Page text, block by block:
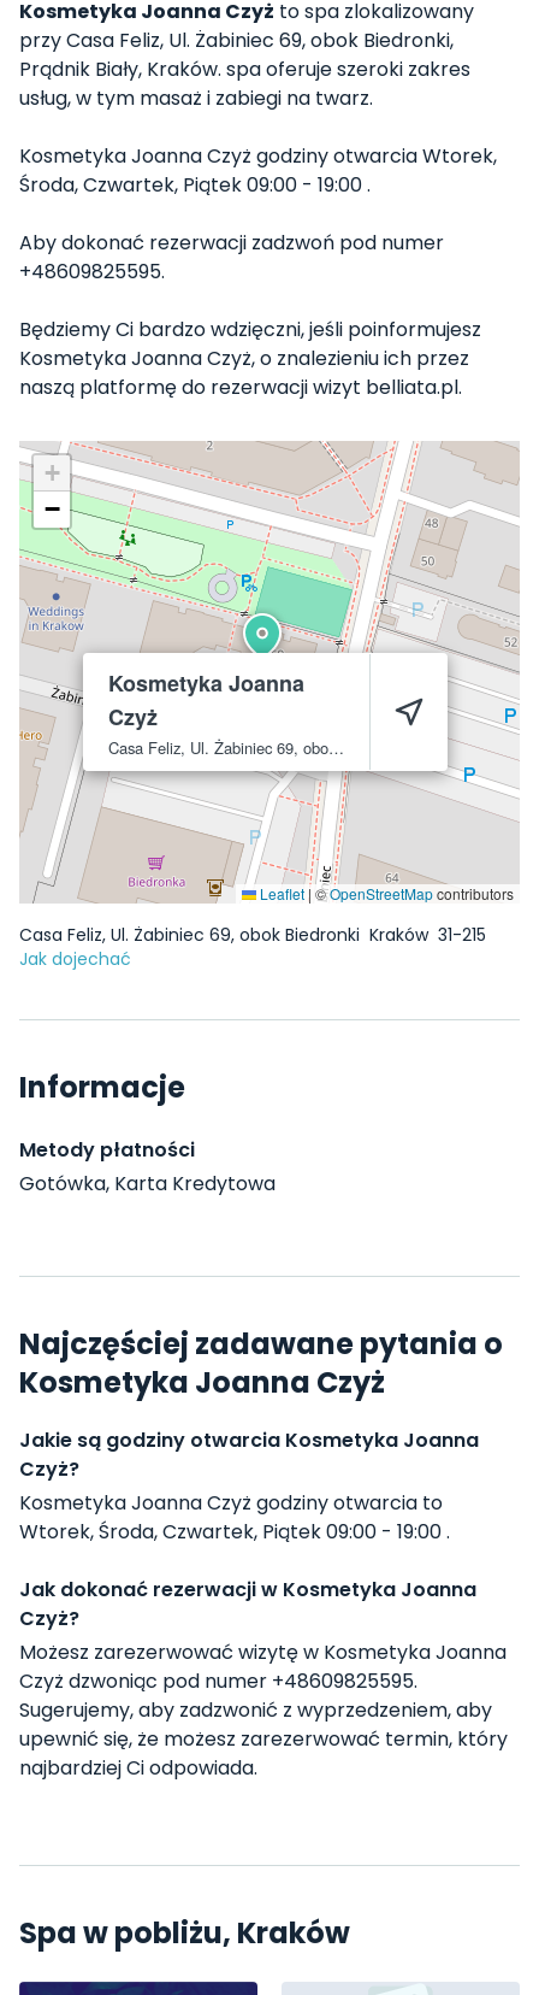
Kosmetyka Joanna Czyż to spa zlokalizowany
przy Casa Feliz, Ul. Żabiniec 69, obok Biedronki,
Prądnik Biały, Kraków. spa oferuje szeroki zakres
usług, w tym masaż i zabiegi na twarz.
Kosmetyka Joanna Czyż godziny otwarcia Wtorek,
Środa, Czwartek, Piątek 09:00 - 19:00 .
Aby dokonać rezerwacji zadzwoń pod numer
+48609825595.
Będziemy Ci bardzo wdzięczni, jeśli poinformujesz
Kosmetyka Joanna Czyż, o znalezieniu ich przez
naszą platformę do rezerwacji wizyt belliata.pl.
Kosmetyka Joanna
Czyż
Casa Feliz, Ul. Żabiniec 69, obok Biedronki Kraków 31-215
+
−
Leaflet| ©OpenStreetMapcontributors
Casa Feliz, Ul. Żabiniec 69, obok Biedronki Kraków 31-215
Jak dojechać
Informacje
Metody płatności
Gotówka, Karta Kredytowa
Najczęściej zadawane pytania o
Kosmetyka Joanna Czyż
Jakie są godziny otwarcia Kosmetyka Joanna
Czyż?
Kosmetyka Joanna Czyż godziny otwarcia to
Wtorek, Środa, Czwartek, Piątek 09:00 - 19:00 .
Jak dokonać rezerwacji w Kosmetyka Joanna
Czyż?
Możesz zarezerwować wizytę w Kosmetyka Joanna
Czyż dzwoniąc pod numer +48609825595.
Sugerujemy, aby zadzwonić z wyprzedzeniem, aby
upewnić się, że możesz zarezerwować termin, który
najbardziej Ci odpowiada.
Spa w pobliżu, Kraków